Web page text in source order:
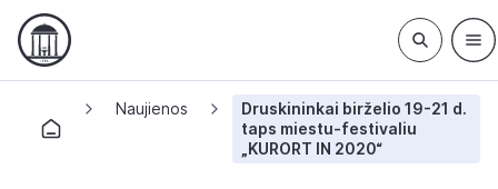
Naujienos
Druskininkai birželio 19-21 d.
taps miestu-festivaliu
„KURORT IN 2020“